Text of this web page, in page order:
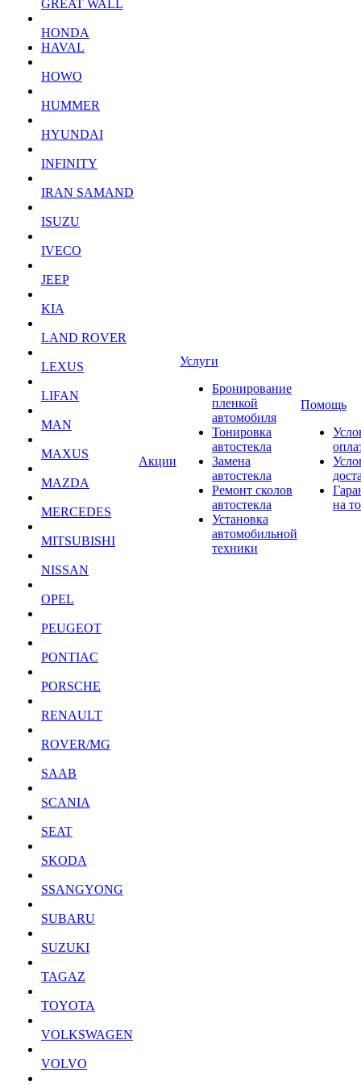
GREAT WALL
HONDA
HAVAL
HOWO
HUMMER
HYUNDAI
INFINITY
IRAN SAMAND
ISUZU
IVECO
JEEP
KIA
LAND ROVER
LEXUS
LIFAN
MAN
MAXUS
MAZDA
MERCEDES
MITSUBISHI
NISSAN
OPEL
PEUGEOT
PONTIAC
PORSCHE
RENAULT
ROVER/MG
SAAB
SCANIA
SEAT
SKODA
SSANGYONG
SUBARU
SUZUKI
TAGAZ
TOYOTA
VOLKSWAGEN
VOLVO
Акции
Услуги
Бронирование
пленкой
автомобиля
Тонировка
автостекла
Замена
автостекла
Ремонт сколов
автостекла
Установка
автомобильной
техники
Помощь
на